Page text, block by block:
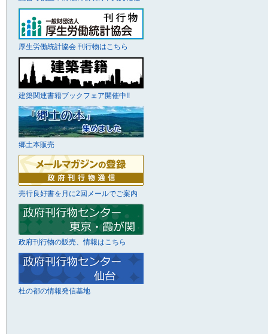
厚生労働統計協会 刊行物はこちら
建築関連書籍ブックフェア開催中!!
郷土本販売
売行良好書を月に2回メールでご案内
政府刊行物の販売、情報はこちら
杜の都の情報発信基地